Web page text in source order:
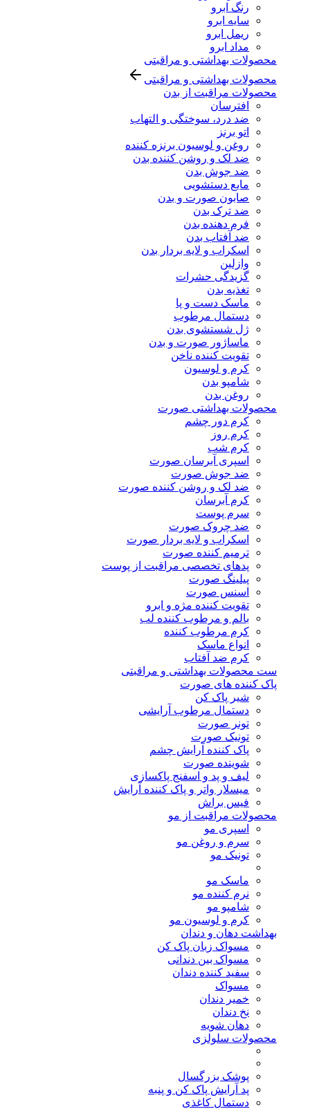
رنگ ابرو
سایه ابرو
ریمل ابرو
مداد ابرو
محصولات بهداشتی و مراقبتی
محصولات بهداشتی و مراقبتی
محصولات مراقبت از بدن
افترسان
ضد درد، سوختگی و التهاب
اتو برنز
روغن و لوسیون برنزه کننده
ضد لک و روشن کننده بدن
ضد جوش بدن
مایع دستشویی
صابون صورت و بدن
ضد ترک بدن
فرم دهنده بدن
ضد آفتاب بدن
اسکراب و لایه بردار بدن
وازلین
گزیدگی حشرات
تغذیه بدن
ماسک دست و پا
دستمال مرطوب
ژل شستشوی بدن
ماساژور صورت و بدن
تقویت کننده ناخن
کرم و لوسیون
شامپو بدن
روغن بدن
محصولات بهداشتی صورت
کرم دور چشم
کرم روز
کرم شب
اسپری آبرسان صورت
ضد جوش صورت
ضد لک و روشن کننده صورت
کرم آبرسان
سرم پوست
ضد چروک صورت
اسکراب و لایه بردار صورت
ترمیم کننده صورت
پدهای تخصصی مراقبت از پوست
پیلینگ صورت
اسنس صورت
تقویت کننده مژه و ابرو
بالم و مرطوب کننده لب
کرم مرطوب کننده
انواع ماسک
کرم ضد آفتاب
ست محصولات بهداشتی و مراقبتی
پاک کننده های صورت
شیر پاک کن
دستمال مرطوب آرایشی
تونر صورت
تونیک صورت
پاک کننده آرایش چشم
شوینده صورت
لیف و پد و اسفنج پاکسازی
میسلار واتر و پاک کننده آرایش
فیس براش
محصولات مراقبت از مو
اسپری مو
سرم و روغن مو
تونیک مو
ماسک مو
نرم کننده مو
شامپو مو
کرم و لوسیون مو
بهداشت دهان و دندان
مسواک زبان پاک کن
مسواک بین دندانی
سفید کننده دندان
مسواک
خمیر دندان
نخ دندان
دهان شویه
محصولات سلولزی
پوشک بزرگسال
پد آرایش پاک کن و پنبه
دستمال کاغذی